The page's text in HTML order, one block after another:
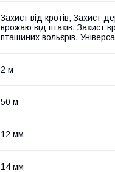
Захист від кротів, Захист
врожаю від птахів, Захист
пташиних вольєрів,
2 м
50 м
12 мм
14 мм